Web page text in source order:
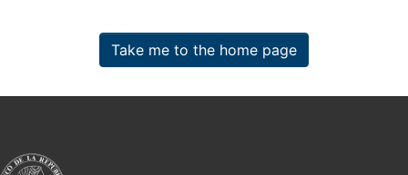
Take me to the home page